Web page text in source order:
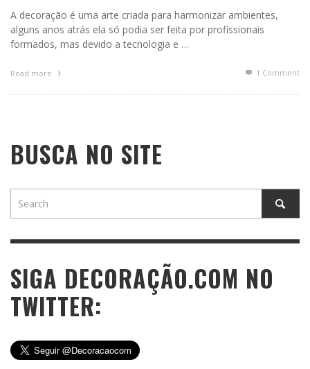
A decoração é uma arte criada para harmonizar ambientes,
alguns anos atrás ela só podia ser feita por profissionais
formados, mas devido a tecnologia e …
Read more 1 Comment
BUSCA NO SITE
SIGA DECORAÇÃO.COM NO
TWITTER: